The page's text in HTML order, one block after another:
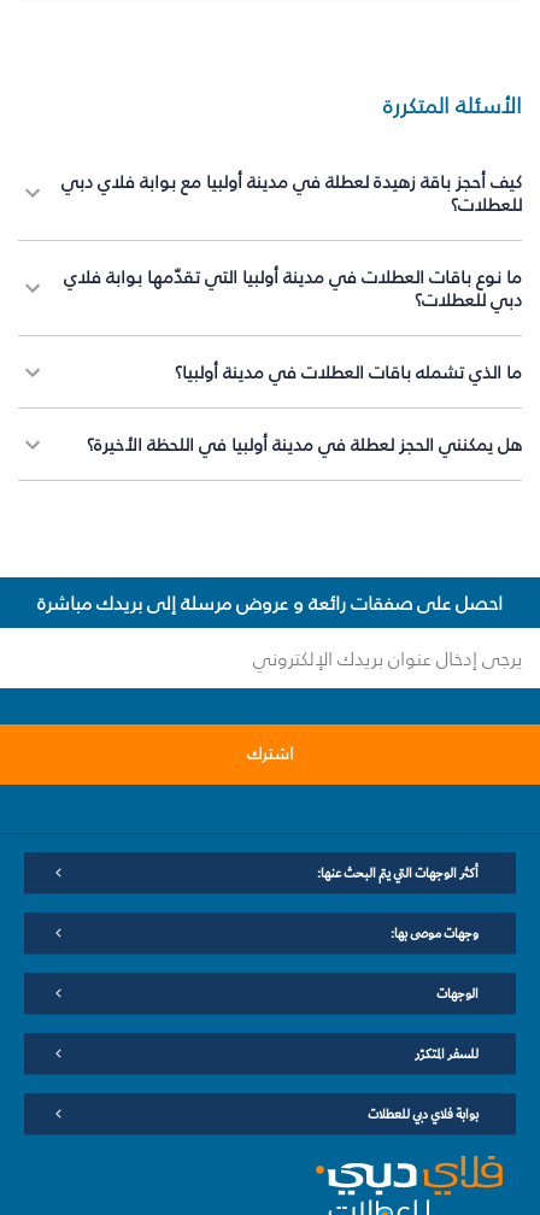
الأسئلة المتكررة
كيف أحجز باقة زهيدة لعطلة في مدينة أولبيا مع بوابة فلاي دبي
للعطلات؟
ما نوع باقات العطلات في مدينة أولبيا التي تقدّمها بوابة فلاي
دبي للعطلات؟
ما الذي تشمله باقات العطلات في مدينة أولبيا؟
هل يمكنني الحجز لعطلة في مدينة أولبيا في اللحظة الأخيرة؟
احصل على صفقات رائعة و عروض مرسلة إلى بريدك مباشرة
اشترك
أكثر الوجهات التي يتم البحث عنها:
وجهات موصى بها:
الوجهات
للسفر المتكرّر
بوابة فلاي دبي للعطلات